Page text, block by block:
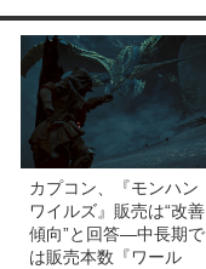
カプコン、『モンハン
ワイルズ』販売は“改善
傾向”と回答―中長期で
は販売本数『ワール